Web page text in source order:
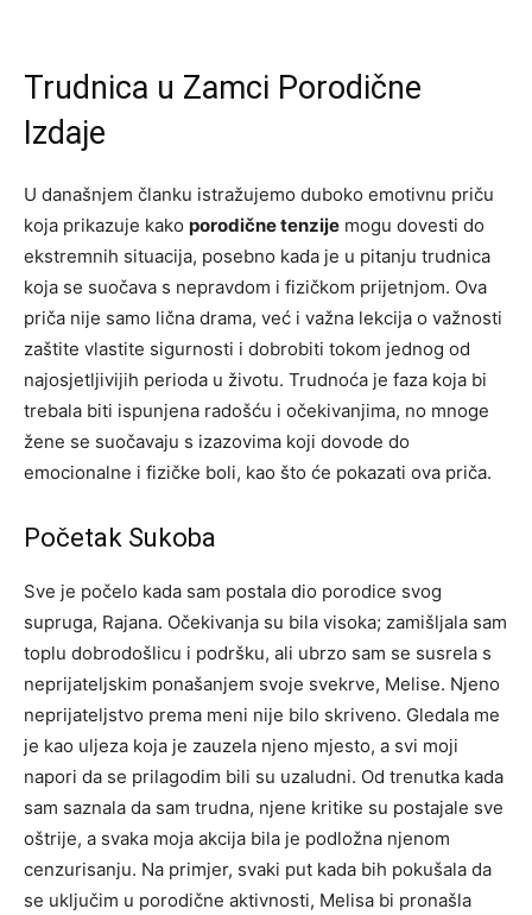
Trudnica u Zamci Porodične
Izdaje
U današnjem članku istražujemo duboko emotivnu priču
koja prikazuje kako porodične tenzije mogu dovesti do
ekstremnih situacija, posebno kada je u pitanju trudnica
koja se suočava s nepravdom i fizičkom prijetnjom. Ova
priča nije samo lična drama, već i važna lekcija o važnosti
zaštite vlastite sigurnosti i dobrobiti tokom jednog od
najosjetljivijih perioda u životu. Trudnoća je faza koja bi
trebala biti ispunjena radošću i očekivanjima, no mnoge
žene se suočavaju s izazovima koji dovode do
emocionalne i fizičke boli, kao što će pokazati ova priča.
Početak Sukoba
Sve je počelo kada sam postala dio porodice svog
supruga, Rajana. Očekivanja su bila visoka; zamišljala sam
toplu dobrodošlicu i podršku, ali ubrzo sam se susrela s
neprijateljskim ponašanjem svoje svekrve, Melise. Njeno
neprijateljstvo prema meni nije bilo skriveno. Gledala me
je kao uljeza koja je zauzela njeno mjesto, a svi moji
napori da se prilagodim bili su uzaludni. Od trenutka kada
sam saznala da sam trudna, njene kritike su postajale sve
oštrije, a svaka moja akcija bila je podložna njenom
cenzurisanju. Na primjer, svaki put kada bih pokušala da
se uključim u porodične aktivnosti, Melisa bi pronašla